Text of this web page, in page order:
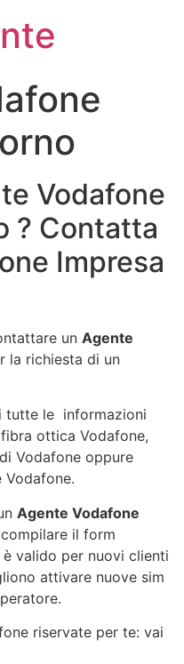
Vodafone
? Contatta
Impresa
un Agente
la richiesta di un
tutte le informazioni
ottica Vodafone,
Vodafone oppure
Vodafone.
Agente Vodafone
il form
valido per nuovi clienti
attivare nuove sim
riservate per te: vai